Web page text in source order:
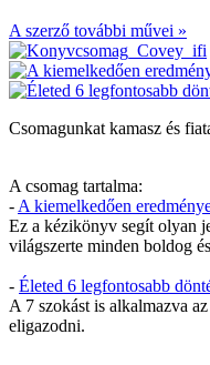
A szerző további művei »
Csomagunkat kamasz és
A csomag tartalma:
-A kiemelkedően
Ez a kézikönyv segít olyan
világszerte minden boldog
- Életed 6 legfontosabb
A 7 szokást is alkalmazva
eligazodni.